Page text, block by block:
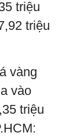
triệu
triệu
vàng
vào
triệu